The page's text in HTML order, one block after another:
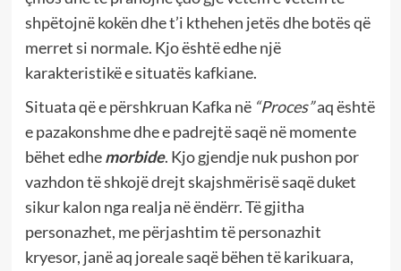
shpëtojnë kokën dhe t’i kthehen jetës dhe botës që
merret si normale. Kjo është edhe një
karakteristikë e situatës kafkiane.
Situata që e përshkruan Kafka në “Proces”aq është
e pazakonshme dhe e padrejtë saqë në momente
bëhet edhemorbide. Kjo gjendje nuk pushon por
vazhdon të shkojë drejt skajshmërisë saqë duket
sikur kalon nga realja në ëndërr. Të gjitha
personazhet, me përjashtim të personazhit
kryesor, janë aq joreale saqë bëhen të karikuara,